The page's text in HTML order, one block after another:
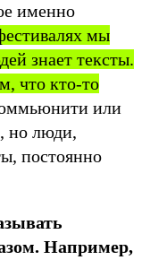
именно
мы
знает тексты.
что кто-то
или
но люди,
постоянно
Например,